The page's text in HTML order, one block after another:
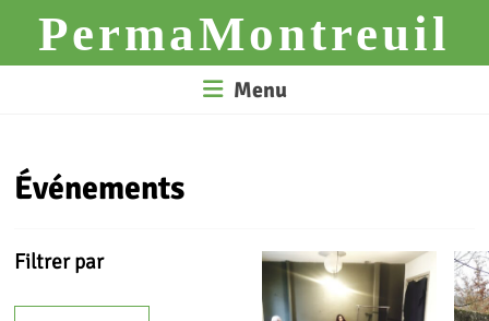
contentPermaMontreuil
Menu
Événements
Filtrer par